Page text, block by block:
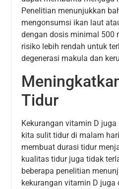
Penelitian menunjukkan
mengonsumsi ikan laut
dengan dosis minimal 500
risiko lebih rendah untuk
degenerasi makula dan
Tidur
Kekurangan vitamin D
kita sulit tidur di malam
membuat durasi tidur
kualitas tidur juga tidak
beberapa penelitian
kekurangan vitamin D juga